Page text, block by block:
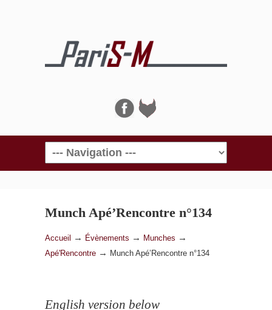
Navigation
Munch Apé’Rencontre n°134
Accueil → Évènements → Munches →
Apé'Rencontre → Munch Apé’Rencontre n°134
English version below